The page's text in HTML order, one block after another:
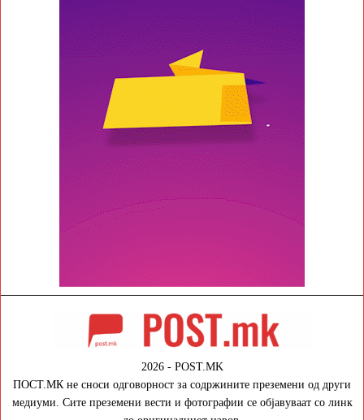
2026 - POST.MK
ПОСТ.МК не сноси одговорност за содржините преземени од други
медиуми. Сите преземени вести и фотографии се објавуваат со линк